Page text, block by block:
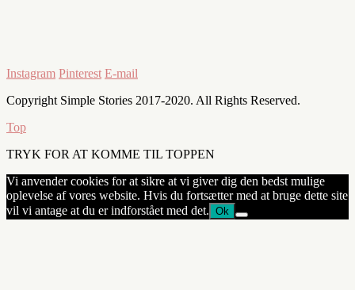
Instagram Pinterest E-mail
Copyright Simple Stories 2017-2020. All Rights Reserved.
Top
TRYK FOR AT KOMME TIL TOPPEN
Vi anvender cookies for at sikre at vi giver dig den bedst mulige
oplevelse af vores website. Hvis du fortsætter med at bruge dette site
vil vi antage at du er indforstået med det. Ok